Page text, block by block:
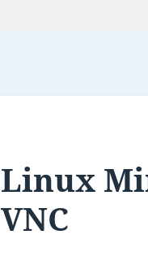
Linux
VNC